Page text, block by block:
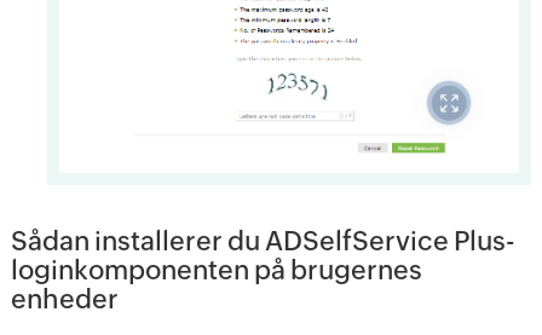
Sådan installerer du ADSelfService Plus-
loginkomponenten på brugernes
enheder